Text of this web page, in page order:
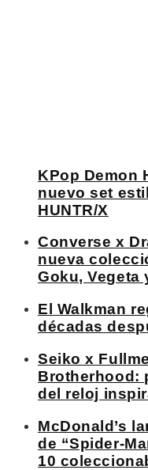
KPop Demon
nuevo set
HUNTR/X
Converse x
nueva
Goku, Vegeta
El Walkman
décadas
Seiko x
Brotherhood:
del reloj
McDonald’s
de “Spider-
10